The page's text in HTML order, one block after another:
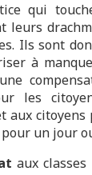
qui
leurs
Ils sont
à
les
aux
pour un jour
aux